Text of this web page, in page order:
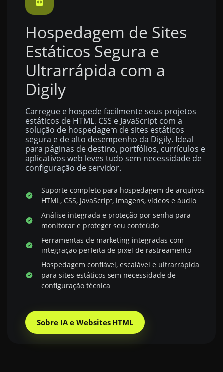
Hospedagem de Sites
Estáticos Segura e
Ultrarrápida com a
Digily
Carregue e hospede facilmente seus projetos
estáticos de HTML, CSS e JavaScript com a
solução de hospedagem de sites estáticos
segura e de alto desempenho da Digily. Ideal
para páginas de destino, portfólios, currículos e
aplicativos web leves tudo sem necessidade de
configuração de servidor.
Suporte completo para hospedagem de arquivos
HTML, CSS, JavaScript, imagens, vídeos e áudio
Análise integrada e proteção por senha para
monitorar e proteger seu conteúdo
Ferramentas de marketing integradas com
integração perfeita de pixel de rastreamento
Hospedagem confiável, escalável e ultrarrápida
para sites estáticos sem necessidade de
configuração técnica
Sobre IA e Websites HTML